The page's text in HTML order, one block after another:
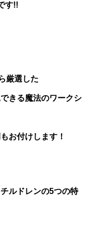
す!!
厳選した
きる魔法のワークシ
お付けします！
ルドレンの5つの特